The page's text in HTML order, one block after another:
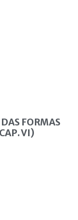
FORMAS
VI)